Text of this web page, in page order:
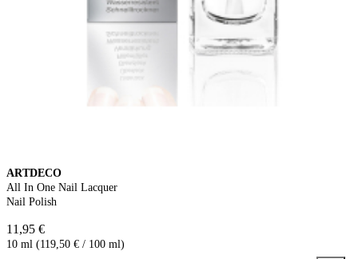
ARTDECO
All In One Nail Lacquer
Nail Polish
11,95 €
10 ml (119,50 € / 100 ml)